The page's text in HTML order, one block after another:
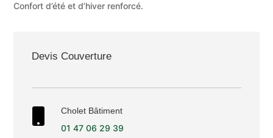
Confort d’été et d’hiver renforcé.
Devis Couverture
Cholet Bâtiment
01 47 06 29 39